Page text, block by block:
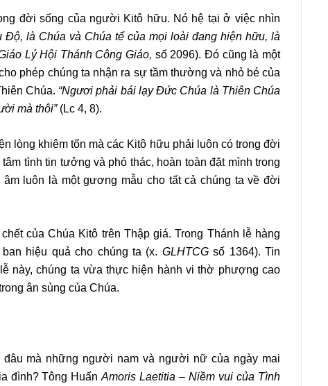
đời sống của người Kitô hữu. Nó hệ tại ở việc nhìn
Độ, là Chúa và Chúa tể của mọi loài đang hiện hữu, là
Lý Hội Thánh Công Giáo, số 2096). Đó cũng là một
phép chúng ta nhận ra sự tầm thường và nhỏ bé của
Chúa. “Ngươi phải bái lạy Đức Chúa là Thiên Chúa
mà thôi” (Lc 4, 8).
lòng khiêm tốn mà các Kitô hữu phải luôn có trong đời
tình tin tưởng và phó thác, hoàn toàn đặt mình trong
luôn là một gương mẫu cho tất cả chúng ta về đời
của Chúa Kitô trên Thập giá. Trong Thánh lễ hàng
hiệu quả cho chúng ta (x. GLHTCGsố 1364). Tin
này, chúng ta vừa thực hiện hành vi thờ phượng cao
ân sủng của Chúa.
mà những người nam và người nữ của ngày mai
đình? Tông HuấnAmoris Laetitia – Niềm vui của Tình